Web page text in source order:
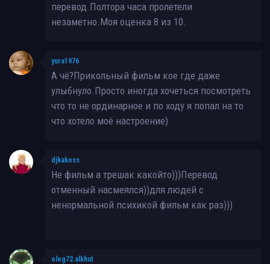
перевод.Полтора часа пролетели
незаметно.Моя оценка 8 из 10.
yura1976
А чё?Прикольный фильм кое где даже
улыбнуло.Просто иногда хочеться посмотреть
что то не ординарное и по ходу я попал на то
что хотело моё настроение)
djkakoss
Не фильм а трешак какойто)))Перевод
отменный насмеялся))для людей с
ненормальной психикой фильм как раз)))
oleg72.alkhut